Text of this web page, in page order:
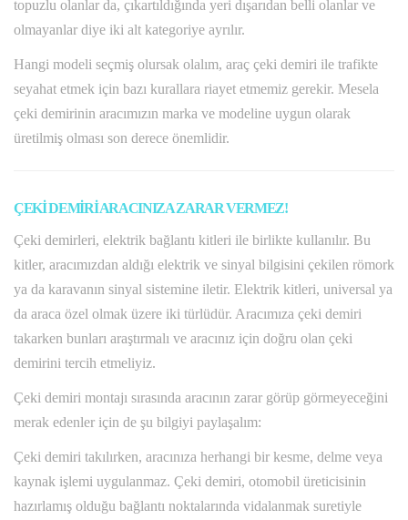
topuzlu olanlar da, çıkartıldığında yeri dışarıdan belli olanlar ve
olmayanlar diye iki alt kategoriye ayrılır.
Hangi modeli seçmiş olursak olalım, araç çeki demiri ile trafikte
seyahat etmek için bazı kurallara riayet etmemiz gerekir. Mesela
çeki demirinin aracımızın marka ve modeline uygun olarak
üretilmiş olması son derece önemlidir.
ÇEKİ DEMİRİ ARACINIZA ZARAR VERMEZ!
Çeki demirleri, elektrik bağlantı kitleri ile birlikte kullanılır. Bu
kitler, aracımızdan aldığı elektrik ve sinyal bilgisini çekilen römork
ya da karavanın sinyal sistemine iletir. Elektrik kitleri, universal ya
da araca özel olmak üzere iki türlüdür. Aracımıza çeki demiri
takarken bunları araştırmalı ve aracınız için doğru olan çeki
demirini tercih etmeliyiz.
Çeki demiri montajı sırasında aracının zarar görüp görmeyeceğini
merak edenler için de şu bilgiyi paylaşalım:
Çeki demiri takılırken, aracınıza herhangi bir kesme, delme veya
kaynak işlemi uygulanmaz. Çeki demiri, otomobil üreticisinin
hazırlamış olduğu bağlantı noktalarında vidalanmak suretiyle